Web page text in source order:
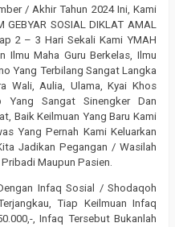
/ Akhir Tahun 2024 Ini, Kami
SOSIAL DIKLAT AMAL
2 – 3 Hari Sekali Kami YMAH
Ilmu Maha Guru Berkelas, Ilmu
Yang Terbilang Sangat Langka
Wali, Aulia, Ulama, Kyai Khos
Sangat Sinengker Dan
Baik Keilmuan Yang Baru Kami
Yang Pernah Kami Keluarkan
Jadikan Pegangan / Wasilah
Maupun Pasien.
Infaq Sosial / Shodaqoh
Tiap Keilmuan Infaq
, Infaq Tersebut Bukanlah